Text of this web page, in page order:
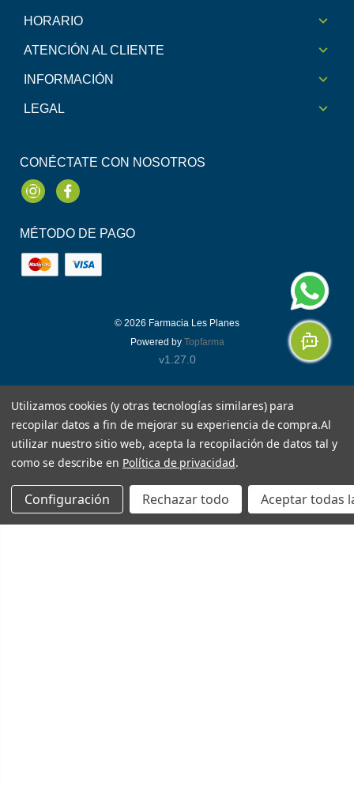
HORARIO
ATENCIÓN AL CLIENTE
INFORMACIÓN
LEGAL
CONÉCTATE CON NOSOTROS
InstagramFacebook
MÉTODO DE PAGO
© 2026 Farmacia Les Planes
Powered by Topfarma
v1.27.0
Utilizamos cookies (y otras tecnologías similares) para
recopilar datos a fin de mejorar su experiencia de compra.Al
utilizar nuestro sitio web, acepta la recopilación de datos tal y
como se describe en Política de privacidad.
Configuración Rechazar todo Aceptar todas